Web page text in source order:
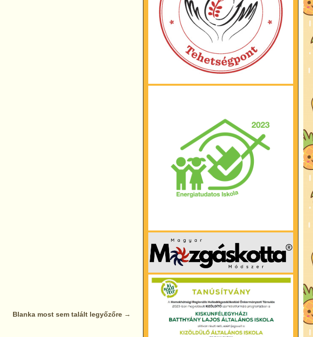
Blanka most sem talált legyőzőre →